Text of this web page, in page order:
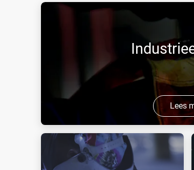
Lees
Air Liquide heeft gespecialiseerde
verschillende soorten toepassingen